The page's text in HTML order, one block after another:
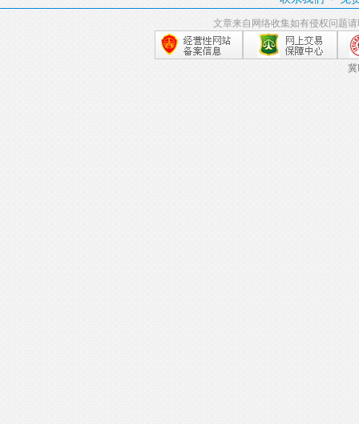
文章来自网络收集如有侵权问题